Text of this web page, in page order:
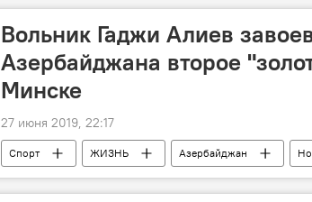
Вольник Гаджи Алиев
Азербайджана второе
Минске
27 июня 2019, 22:17
Спорт ЖИЗНЬ Азербайджан
Евроигры
Минск